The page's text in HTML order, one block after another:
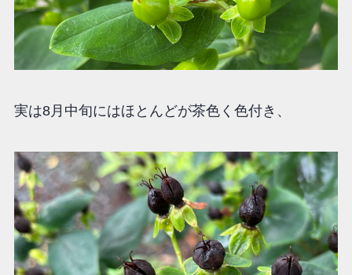
実は8月中旬にはほとんどが茶色く色付き、